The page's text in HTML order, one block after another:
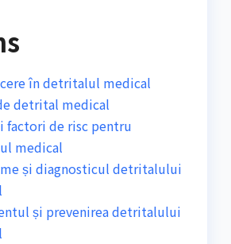
în detritalul medical
detrital medical
factori de risc pentru
medical
și diagnosticul detritalului
și prevenirea detritalului